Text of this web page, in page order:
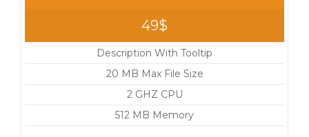
49$
Description With Tooltip
20 MB Max File Size
2 GHZ CPU
512 MB Memory